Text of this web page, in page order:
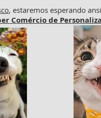
, estaremos esperando
Comércio de